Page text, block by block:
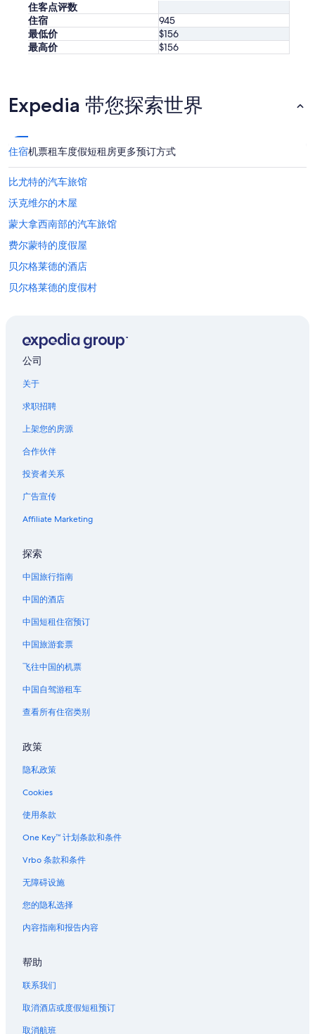
住客点评数
住宿
945
最低价
$156
最高价
$156
Expedia 带您探索世界
住宿机票租车度假短租房更多预订方式
比尤特的汽车旅馆
沃克维尔的木屋
蒙大拿西南部的汽车旅馆
费尔蒙特的度假屋
贝尔格莱德的酒店
贝尔格莱德的度假村
霍夫曼的度假屋
弗吉尼亚城的农业旅游旅馆
弗吉尼亚城的木屋
弗吉尼亚城的家庭旅馆
弗吉尼亚城的农场
弗吉尼亚城的度假村
克莱德帕克的民宿
温泉的度假村
迈纳的度假屋
威尔萨尔的木舍
威尔萨尔的私人度假屋
大天空的胶囊酒店
大天空的游轮
大天空的度假村
金马仑的农场
博兹曼的民宿
博兹曼的胶囊酒店
博兹曼的家庭旅馆
海伦娜的家庭旅馆
大廷伯的公寓酒店
公司
关于
求职招聘
上架您的房源
合作伙伴
投资者关系
广告宣传
Affiliate Marketing
探索
中国旅行指南
中国的酒店
中国短租住宿预订
中国旅游套票
飞往中国的机票
中国自驾游租车
查看所有住宿类别
政策
隐私政策
Cookies
使用条款
One Key™ 计划条款和条件
Vrbo 条款和条件
无障碍设施
您的隐私选择
内容指南和报告内容
帮助
联系我们
取消酒店或度假短租预订
取消航班